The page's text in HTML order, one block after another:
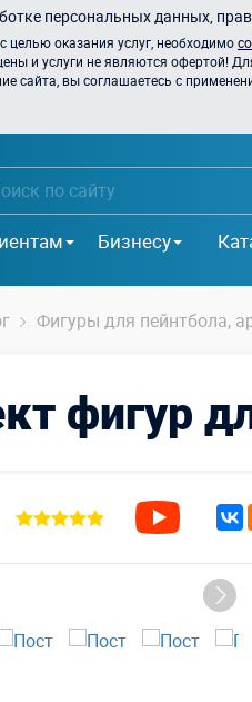
персональных данных,
целью оказания услуг, необходимо
и услуги не являются офертой!
сайта, вы соглашаетесь с
Бизнесу
Фигуры для пейнтбола,
фигур